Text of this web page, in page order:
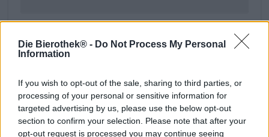
Die Bierothek® - Do Not Process My Personal
Information
If you wish to opt-out of the sale, sharing to third parties, or
processing of your personal or sensitive information for
targeted advertising by us, please use the below opt-out
section to confirm your selection. Please note that after your
opt-out request is processed you may continue seeing
14 Vibhavadi Rangsit Road
Chatuchak District, Bangkok 10900
Ontdek andere brouwerijen.
Bij ons verkrijgbaar